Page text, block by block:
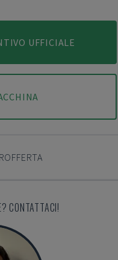
UFFICIALE
CONTATTACI!